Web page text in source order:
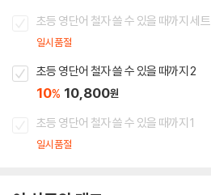
초등 영단어 철자 쓸 수 있을 때까지 세트
일시품절
초등 영단어 철자 쓸 수 있을 때까지 2
10% 10,800원
초등 영단어 철자 쓸 수 있을 때까지 1
일시품절